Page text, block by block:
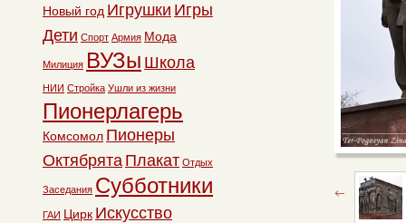
Новый год Игрушки Игры
Дети Спорт Армия Мода
Милиция ВУЗы Школа
НИИ Стройка Ушли из жизни
Пионерлагерь
Комсомол Пионеры
Октябрята Плакат Отдых
Заседания Субботники
ГАИ Цирк Искусство